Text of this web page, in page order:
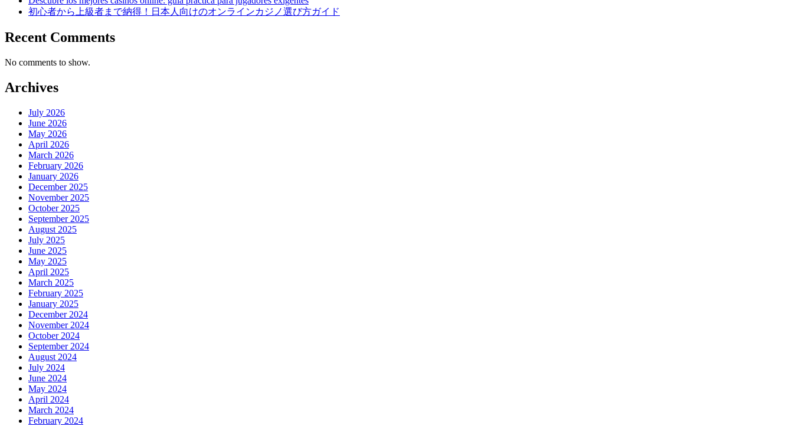
初心者から上級者まで納得！日本人向けのオンラインカジノ選び方ガイド
Recent Comments
No comments to show.
Archives
July 2026
June 2026
May 2026
April 2026
March 2026
February 2026
January 2026
December 2025
November 2025
October 2025
September 2025
August 2025
July 2025
June 2025
May 2025
April 2025
March 2025
February 2025
January 2025
December 2024
November 2024
October 2024
September 2024
August 2024
July 2024
June 2024
May 2024
April 2024
March 2024
February 2024